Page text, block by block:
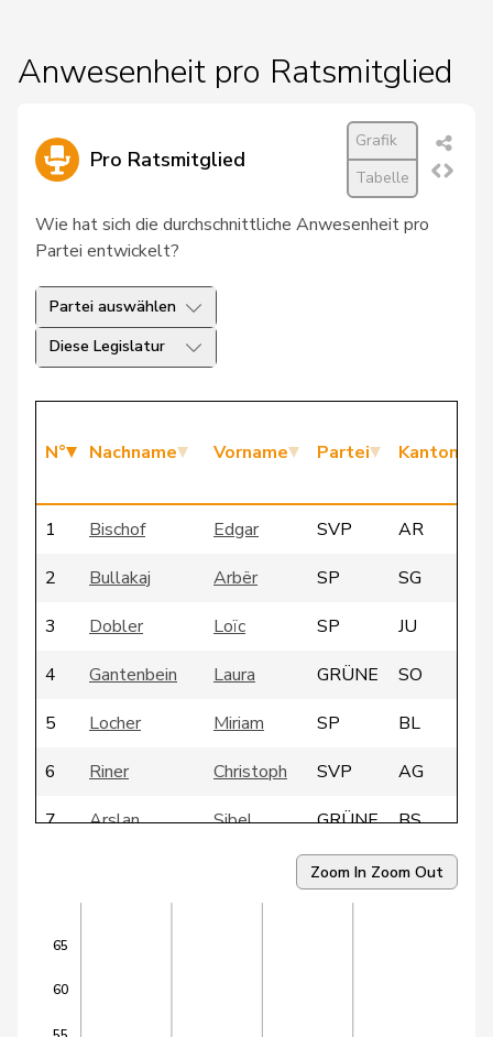
Anwesenheit pro Ratsmitglied
Pro Ratsmitglied
Grafik
Tabelle
Wie hat sich die durchschnittliche Anwesenheit pro
Partei entwickelt?
Partei auswählen
Diese Legislatur
N° Nachname Vorname Partei Kanton
1 Bischof Edgar SVP
AR
2
Bullakaj Arbër SP
SG
3
Dobler Loïc SP
JU
4
Gantenbein Laura GRÜNE
SO
5
Locher Miriam SP
BL
6
Riner Christoph SVP
AG
7
Arslan Sibel GRÜNE
BS
SP
LU
Zoom In Zoom Out
60
65